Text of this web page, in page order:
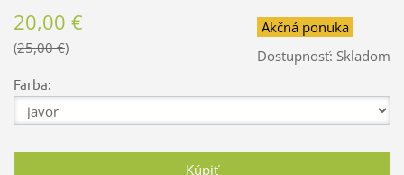
Akčná ponuka
Dostupnosť: Skladom
20,00 €
25,00 €
Farba: